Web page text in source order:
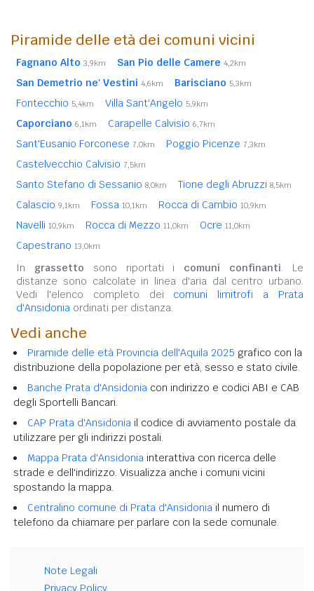
Piramide delle età dei comuni vicini
Fagnano Alto 3,9km San Pio delle Camere 4,2km
San Demetrio ne' Vestini 4,6km Barisciano 5,3km
Fontecchio 5,4km Villa Sant'Angelo 5,9km
Caporciano 6,1km Carapelle Calvisio 6,7km
Sant'Eusanio Forconese 7,0km Poggio Picenze 7,3km
Castelvecchio Calvisio 7,5km
Santo Stefano di Sessanio 8,0km Tione degli Abruzzi 8,5km
Calascio 9,1km Fossa 10,1km Rocca di Cambio 10,9km
Navelli 10,9km Rocca di Mezzo 11,0km Ocre 11,0km
Capestrano 13,0km
In grassetto sono riportati i comuni confinanti. Le
distanze sono calcolate in linea d'aria dal centro urbano.
Vedi l'elenco completo dei comuni limitrofi a Prata
d'Ansidonia ordinati per distanza.
Vedi anche
Piramide delle età Provincia dell'Aquila 2025 grafico con la
distribuzione della popolazione per età, sesso e stato civile.
Banche Prata d'Ansidonia con indirizzo e codici ABI e CAB
degli Sportelli Bancari.
CAP Prata d'Ansidonia il codice di avviamento postale da
utilizzare per gli indirizzi postali.
Mappa Prata d'Ansidonia interattiva con ricerca delle
strade e dell'indirizzo. Visualizza anche i comuni vicini
spostando la mappa.
Centralino comune di Prata d'Ansidonia il numero di
telefono da chiamare per parlare con la sede comunale.
Note Legali
Privacy Policy